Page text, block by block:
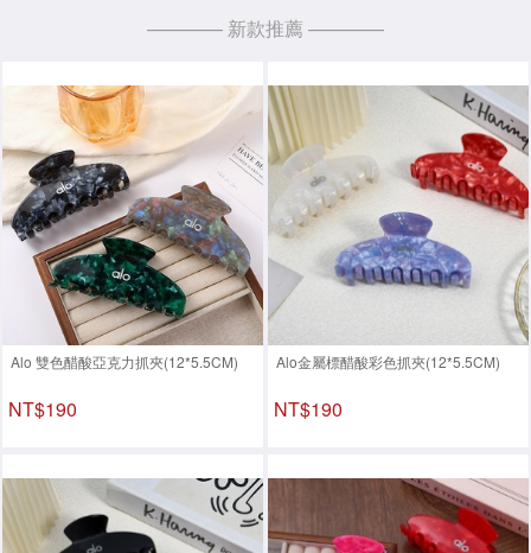
———— 新款推薦 ————
Alo 雙色醋酸亞克力抓夾(12*5.5CM)
NT$190
Alo金屬標醋酸彩色抓夾(12*5.5CM)
NT$190